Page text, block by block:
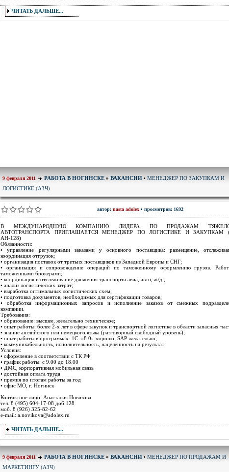
ЧИТАТЬ ДАЛЬШЕ...
9 февраля 2011 РАБОТА В НОГИНСКЕ » ВАКАНСИИ • МЕНЕДЖЕР ПО ЗАКУПКАМ И
ЛОГИСТИКЕ (АЗЧ)
автор: nasta adolex• просмотров: 1692
В МЕЖДУНАРОДНУЮ КОМПАНИЮ ЛИДЕРА ПО ПРОДАЖАМ
АВТОТРАНСПОРТА ПРИГЛАШАЕТСЯ МЕНЕДЖЕР ПО ЛОГИСТИКЕ И ЗАКУПКАМ
АН-128)
Обязанности:
• управление регулярными заказами у основного поставщика: размещение,
координация отгрузок;
• организация поставок от третьих поставщиков из Западной Европы и СНГ;
• организация и сопровождение операций по таможенному оформлению грузов.
таможенными брокерами;
• координация и отслеживание движения транспорта авиа, авто, ж/д.;
• анализ логистических затрат;
• выработка оптимальных логистических схем;
• подготовка документов, необходимых для сертификации товаров;
• обработка информационных запросов и исполнение заказов от смежных
компании.
Требования:
• образование: высшее, желательно техническое;
• опыт работы: более 2-х лет в сфере закупок и транспортной логистике в области запасных
• знание английского или немецкого языка (разговорный свободный уровень);
• опыт работы в программах: 1С: «8.0» хорошо; SAP желательно;
• коммуникабельность, исполнительность, нацеленность на результат
Условия:
• оформление в соответствии с ТК РФ
• график работы: с 9.00 до 18.00
• ДМС, корпоративная мобильная связь
• достойная оплата труда
• премия по итогам работы за год
• офис МО, г. Ногинск
Контактное лицо: Анастасия Новикова
тел. 8 (495) 604-17-08 доб.128
моб. 8 (926) 325-82-62
e-mail: a.novikova@adolex.ru
ЧИТАТЬ ДАЛЬШЕ...
9 февраля 2011 РАБОТА В НОГИНСКЕ » ВАКАНСИИ • МЕНЕДЖЕР ПО ПРОДАЖАМ И
МАРКЕТИНГУ (АЗЧ)